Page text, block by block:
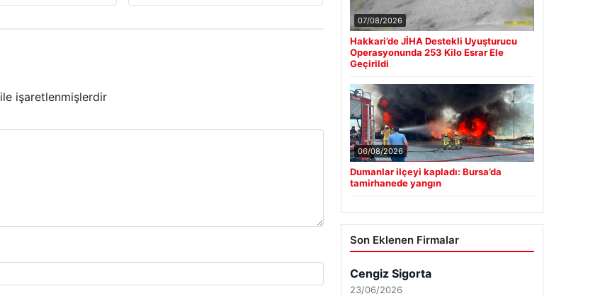
ile işaretlenmişlerdir
07/08/2026
Hakkari’de JİHA Destekli Uyuşturucu
Operasyonunda 253 Kilo Esrar Ele
Geçirildi
06/08/2026
Dumanlar ilçeyi kapladı: Bursa’da
tamirhanede yangın
Son Eklenen Firmalar